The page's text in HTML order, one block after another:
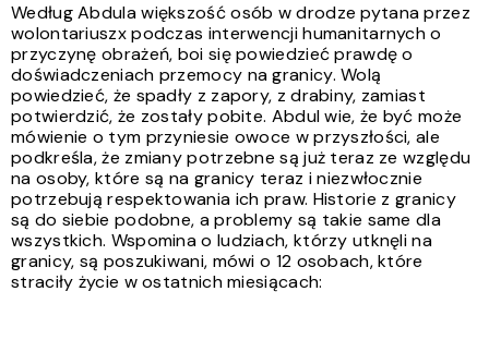
Według Abdula większość osób w drodze pytana przez
wolontariuszx podczas interwencji humanitarnych o
przyczynę obrażeń, boi się powiedzieć prawdę o
doświadczeniach przemocy na granicy. Wolą
powiedzieć, że spadły z zapory, z drabiny, zamiast
potwierdzić, że zostały pobite. Abdul wie, że być może
mówienie o tym przyniesie owoce w przyszłości, ale
podkreśla, że zmiany potrzebne są już teraz ze względu
na osoby, które są na granicy teraz i niezwłocznie
potrzebują respektowania ich praw. Historie z granicy
są do siebie podobne, a problemy są takie same dla
wszystkich. Wspomina o ludziach, którzy utknęli na
granicy, są poszukiwani, mówi o 12 osobach, które
straciły życie w ostatnich miesiącach: